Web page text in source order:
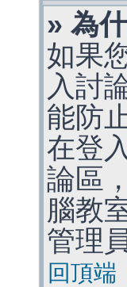
» 為
如果
入討
能防
在登
論區
腦教
管理
回頂端